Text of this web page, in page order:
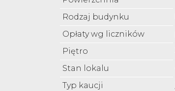
Rodzaj budynku
Opłaty wg liczników
Piętro
Stan lokalu
Typ kaucji